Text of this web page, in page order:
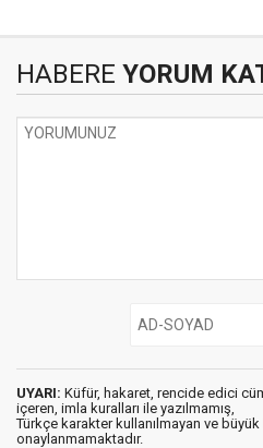
HABERE YORUM
UYARI: Küfür, hakaret, rencide edici
içeren, imla kuralları ile yazılmamış,
Türkçe karakter kullanılmayan ve
onaylanmamaktadır.